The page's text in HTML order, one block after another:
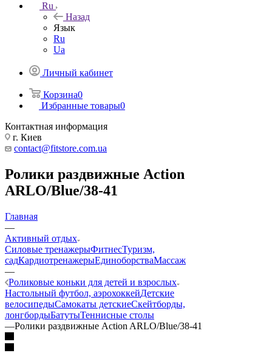
Ru
Назад
Язык
Ru
Ua
Личный кабинет
Корзина0
Избранные товары0
Контактная информация
г. Киев
contact@fitstore.com.ua
Ролики раздвижные Action
ARLO/Blue/38-41
Главная
—
Активный отдых
Силовые тренажерыФитнесТуризм,
садКардиотренажерыЕдиноборстваМассаж
—
Роликовые коньки для детей и взрослых
Настольный футбол, аэрохоккейДетские
велосипедыСамокаты детскиеСкейтборды,
лонгбордыБатутыТеннисные столы
—Ролики раздвижные Action ARLO/Blue/38-41